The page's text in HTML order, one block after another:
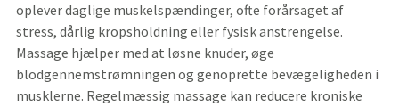
oplever daglige muskelspændinger, ofte forårsaget af
stress, dårlig kropsholdning eller fysisk anstrengelse.
Massage hjælper med at løsne knuder, øge
blodgennemstrømningen og genoprette bevægeligheden i
musklerne. Regelmæssig massage kan reducere kroniske